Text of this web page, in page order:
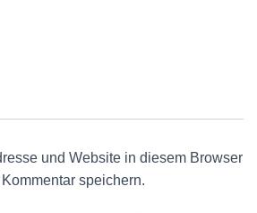
und Website in diesem Browser
speichern.